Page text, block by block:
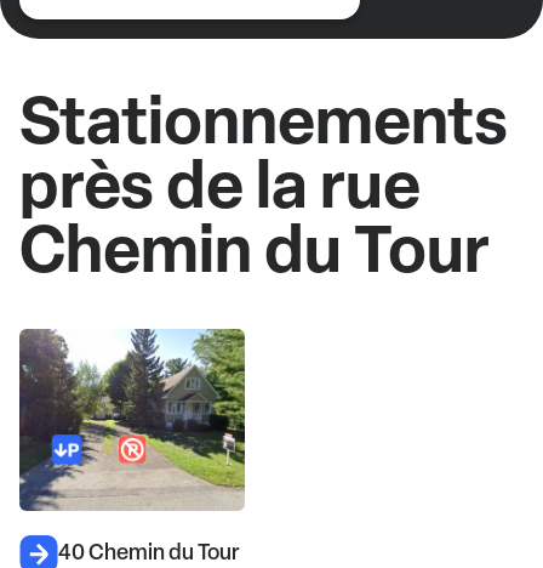
Stationnements
près de la rue
Chemin du Tour
40 Chemin du Tour